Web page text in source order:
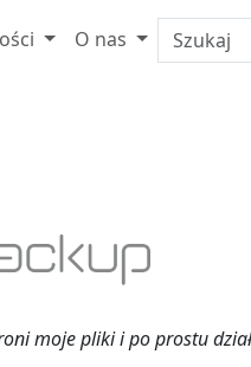
O nas
moje pliki i po prostu